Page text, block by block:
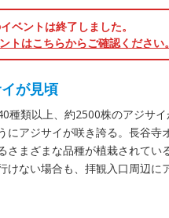
ベントは終了しました。
トはこちらからご確認ください。
が見頃
種類以上、約2500株のアジサ
にアジサイが咲き誇る。長谷寺
さまざまな品種が植栽されてい
けない場合も、拝観入口周辺に